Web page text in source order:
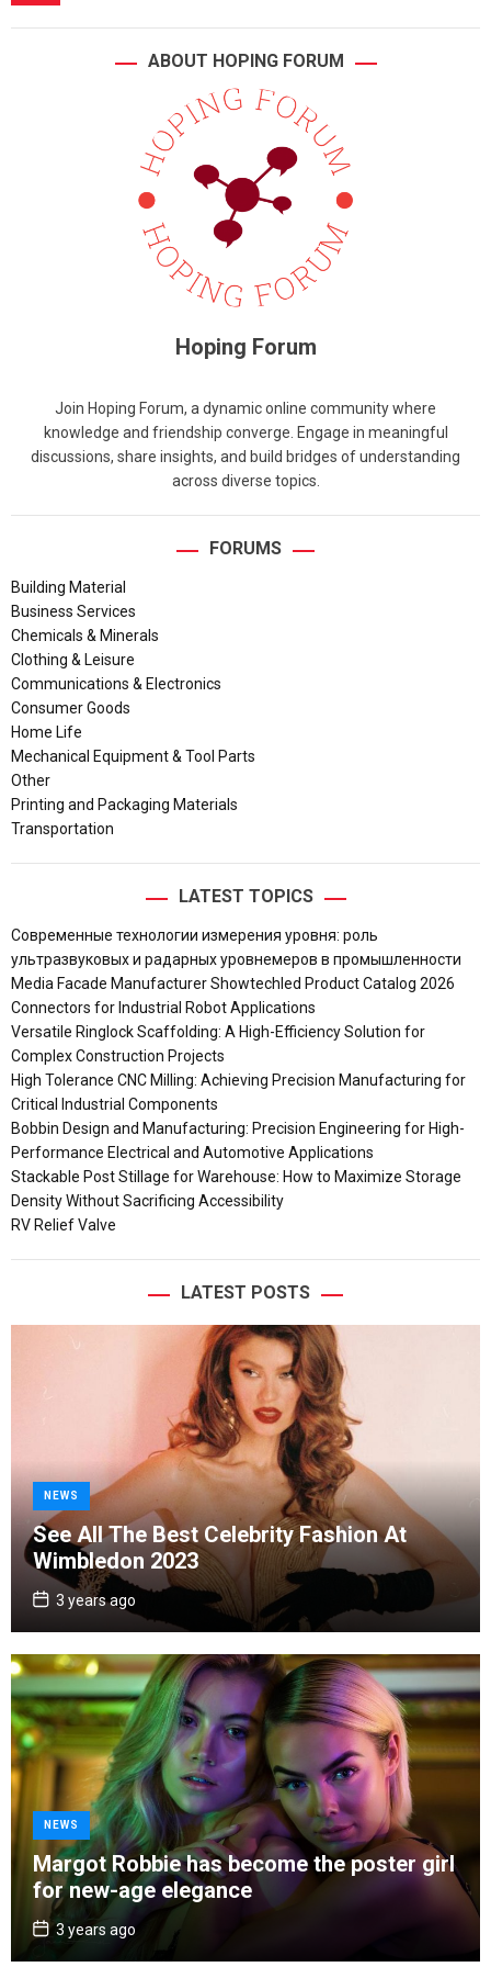
ABOUT HOPING FORUM
Hoping Forum
Join Hoping Forum, a dynamic online community where
knowledge and friendship converge. Engage in meaningful
discussions, share insights, and build bridges of understanding
across diverse topics.
FORUMS
Building Material
Business Services
Chemicals & Minerals
Clothing & Leisure
Communications & Electronics
Consumer Goods
Home Life
Mechanical Equipment & Tool Parts
Other
Printing and Packaging Materials
Transportation
LATEST TOPICS
Современные технологии измерения уровня: роль
ультразвуковых и радарных уровнемеров в промышленности
Media Facade Manufacturer Showtechled Product Catalog 2026
Connectors for Industrial Robot Applications
Versatile Ringlock Scaffolding: A High-Efficiency Solution for
Complex Construction Projects
High Tolerance CNC Milling: Achieving Precision Manufacturing for
Critical Industrial Components
Bobbin Design and Manufacturing: Precision Engineering for High-
Performance Electrical and Automotive Applications
Stackable Post Stillage for Warehouse: How to Maximize Storage
Density Without Sacrificing Accessibility
RV Relief Valve
LATEST POSTS
t
e
g
o
r
i
s
NEWS
See All The Best Celebrity Fashion At
Wimbledon 2023
P
o
D
a
t
e
3 years ago
t
e
g
o
NEWS
Margot Robbie has become the poster girl
for new-age elegance
P
o
3 years ago